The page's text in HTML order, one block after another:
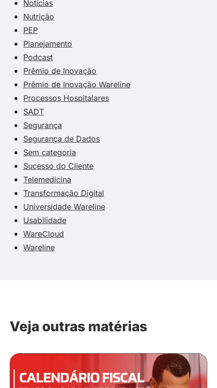
Notícias
Nutrição
PEP
Planejamento
Podcast
Prêmio de Inovação
Prêmio de Inovação Wareline
Processos Hospitalares
SADT
Segurança
Segurança de Dados
Sem categoria
Sucesso do Cliente
Telemedicina
Transformação Digital
Universidade Wareline
Usabilidade
WareCloud
Wareline
Veja outras matérias